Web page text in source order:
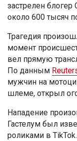
застрелен блогер
около 600 тысяч
Трагедия
момент
вел прямую
По данным
мужчин на
шлеме, открыл
Нападение
Гастелум был
роликами в